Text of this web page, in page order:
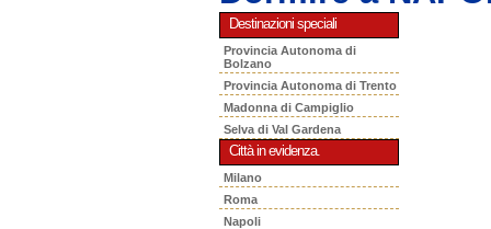
Destinazioni speciali
Provincia Autonoma di
Bolzano
Provincia Autonoma di Trento
Madonna di Campiglio
Selva di Val Gardena
Città in evidenza.
Milano
Roma
Napoli